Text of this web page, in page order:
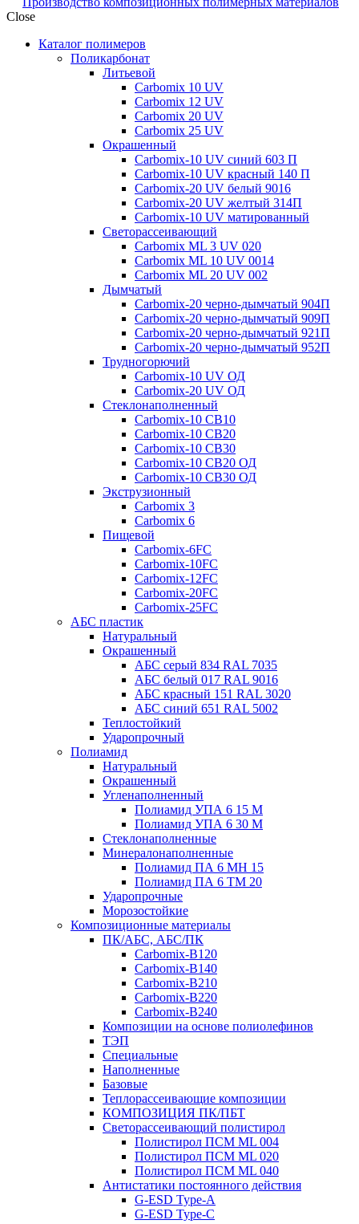
Close
Каталог полимеров
Поликарбонат
Литьевой
Carbomix 10 UV
Carbomix 12 UV
Carbomix 20 UV
Carbomix 25 UV
Окрашенный
Carbomix-10 UV синий 603 П
Carbomix-10 UV красный 140 П
Carbomix-20 UV белый 9016
Carbomix-20 UV желтый 314П
Carbomix-10 UV матированный
Светорассеивающий
Carbomix ML 3 UV 020
Carbomix ML 10 UV 0014
Carbomix ML 20 UV 002
Дымчатый
Carbomix-20 черно-дымчатый 904П
Carbomix-20 черно-дымчатый 909П
Carbomix-20 черно-дымчатый 921П
Carbomix-20 черно-дымчатый 952П
Трудногорючий
Carbomix-10 UV ОД
Carbomix-20 UV ОД
Стеклонаполненный
Carbomix-10 СВ10
Carbomix-10 СВ20
Carbomix-10 СВ30
Carbomix-10 СВ20 ОД
Carbomix-10 СВ30 ОД
Экструзионный
Carbomix 3
Carbomix 6
Пищевой
Carbomix-6FC
Carbomix-10FC
Carbomix-12FC
Carbomix-20FC
Carbomix-25FC
АБС пластик
Натуральный
Окрашенный
АБС серый 834 RAL 7035
АБС белый 017 RAL 9016
АБС красный 151 RAL 3020
АБС синий 651 RAL 5002
Теплостойкий
Ударопрочный
Полиамид
Натуральный
Окрашенный
Угленаполненный
Полиамид УПА 6 15 М
Полиамид УПА 6 30 М
Стеклонаполненные
Минералонаполненные
Полиамид ПА 6 МН 15
Полиамид ПА 6 ТМ 20
Ударопрочные
Морозостойкие
Композиционные материалы
ПК/АБС, АБС/ПК
Carbomix-В120
Carbomix-В140
Carbomix-В210
Carbomix-В220
Carbomix-В240
Композиции на основе полиолефинов
ТЭП
Специальные
Наполненные
Базовые
Теплорассеивающие композиции
КОМПОЗИЦИЯ ПК/ПБТ
Светорассеивающий полистирол
Полистирол ПСМ ML 004
Полистирол ПСМ ML 020
Полистирол ПСМ ML 040
Антистатики постоянного действия
G-ESD Type-A
G-ESD Type-C